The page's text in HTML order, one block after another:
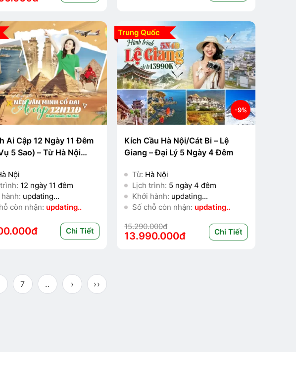
Ai Cập 12 Ngày 11 Đêm
5 Sao) – Từ Hà Nội
Nội
12 ngày 11 đêm
updating...
còn nhận: updating..
Chi Tiết
-9%
Trung Quốc
Kích Cầu Hà Nội/Cát Bi – Lệ
Giang – Đại Lý 5 Ngày 4 Đêm
Từ: Hà Nội
Lịch trình: 5 ngày 4 đêm
Khởi hành: updating...
Số chỗ còn nhận: updating..
13.990.000đ
15.290.000đ
Chi Tiết
7 .. › ››